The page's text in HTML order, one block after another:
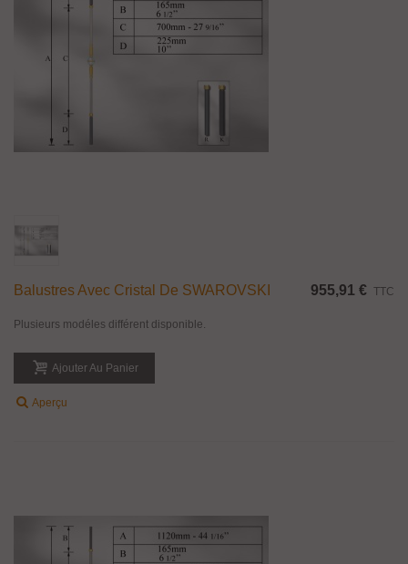
Balustres Avec Cristal De SWAROVSKI 955,91 € TTC
Plusieurs modéles différent disponible.
Ajouter Au Panier
Aperçu